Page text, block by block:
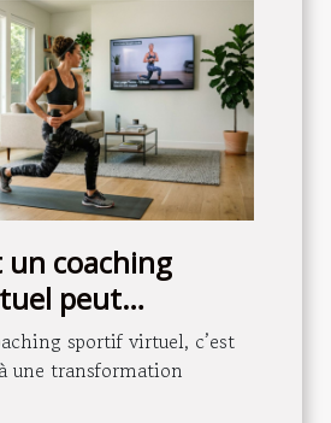
coaching
peut
votre routine
?
sportif virtuel, c’est
une transformation